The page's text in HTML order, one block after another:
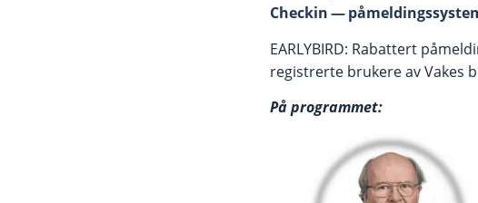
Checkin —
EARLYBIRD: Rabattert
registrerte brukere av Vakes
På programmet: